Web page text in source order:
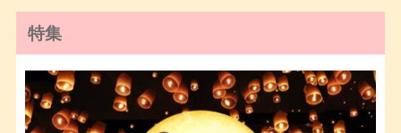
特集